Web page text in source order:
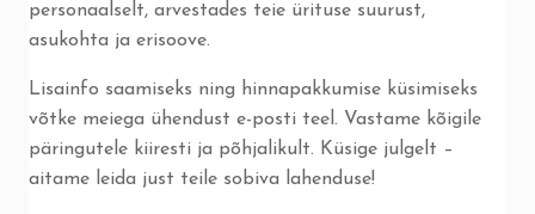
personaalselt, arvestades teie ürituse suurust,
asukohta ja erisoove.
Lisainfo saamiseks ning hinnapakkumise küsimiseks
võtke meiega ühendust e-posti teel. Vastame kõigile
päringutele kiiresti ja põhjalikult. Küsige julgelt –
aitame leida just teile sobiva lahenduse!